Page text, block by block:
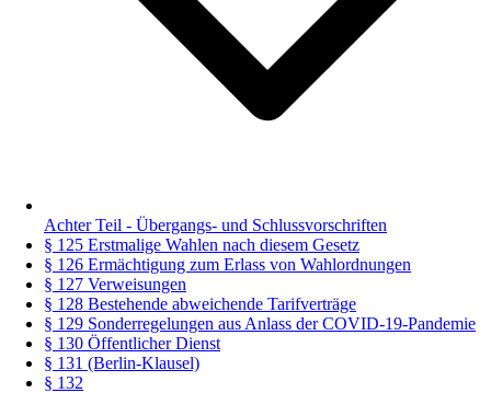
Achter Teil - Übergangs- und Schlussvorschriften
§ 125 Erstmalige Wahlen nach diesem Gesetz
§ 126 Ermächtigung zum Erlass von Wahlordnungen
§ 127 Verweisungen
§ 128 Bestehende abweichende Tarifverträge
§ 129 Sonderregelungen aus Anlass der COVID-19-Pandemie
§ 130 Öffentlicher Dienst
§ 131 (Berlin-Klausel)
§ 132